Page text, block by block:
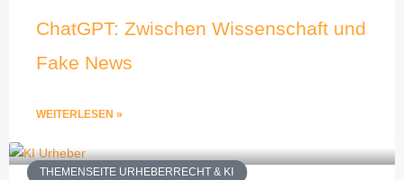
ChatGPT: Zwischen Wissenschaft und
Fake News
WEITERLESEN »
THEMENSEITE URHEBERRECHT & KI